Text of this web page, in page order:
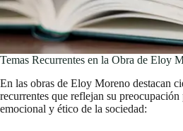
Temas Recurrentes en la Obra de Eloy
En las obras de Eloy Moreno destacan
recurrentes que reflejan su preocupación
emocional y ético de la sociedad: